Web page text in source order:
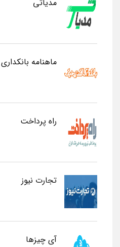
مدیاتی
ماهنامه
راه پرداخت
تجارت نیوز
آی چیزها